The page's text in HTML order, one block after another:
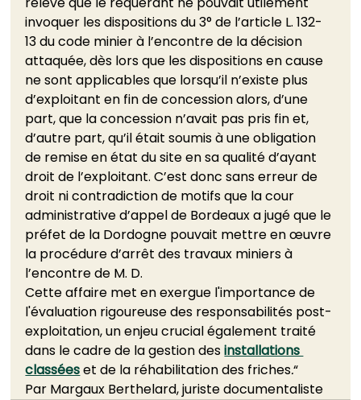
invoquer les dispositions du 3° de l’article L. 132-
13 du code minier à l’encontre de la décision
attaquée, dès lors que les dispositions en cause
ne sont applicables que lorsqu’il n’existe plus
d’exploitant en fin de concession alors, d’une
part, que la concession n’avait pas pris fin et,
d’autre part, qu’il était soumis à une obligation
de remise en état du site en sa qualité d’ayant
droit de l’exploitant. C’est donc sans erreur de
droit ni contradiction de motifs que la cour
administrative d’appel de Bordeaux a jugé que le
préfet de la Dordogne pouvait mettre en œuvre
la procédure d’arrêt des travaux miniers à
l’encontre de M. D.
Cette affaire met en exergue l'importance de
l'évaluation rigoureuse des responsabilités post-
exploitation, un enjeu crucial également traité
dans le cadre de la gestion des installations
classées et de la réhabilitation des friches.“
Par Margaux Berthelard, juriste documentaliste